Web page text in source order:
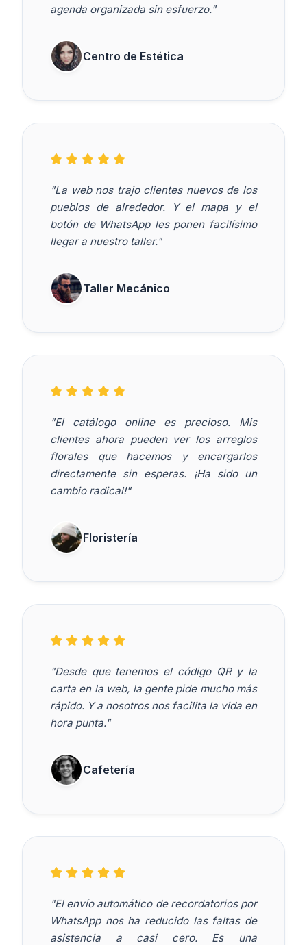
agenda organizada sin esfuerzo."
Centro de Estética
"La web nos trajo clientes nuevos de los
pueblos de alrededor. Y el mapa y el
botón de WhatsApp les ponen facilísimo
llegar a nuestro taller."
Taller Mecánico
"El catálogo online es precioso. Mis
clientes ahora pueden ver los arreglos
florales que hacemos y encargarlos
directamente sin esperas. ¡Ha sido un
cambio radical!"
Floristería
"Desde que tenemos el código QR y la
carta en la web, la gente pide mucho más
rápido. Y a nosotros nos facilita la vida en
hora punta."
Cafetería
"El envío automático de recordatorios por
WhatsApp nos ha reducido las faltas de
asistencia a casi cero. Es una